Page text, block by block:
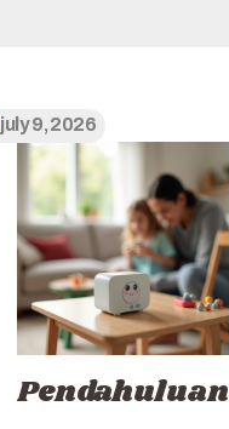
july 9, 2026
Pendahuluan